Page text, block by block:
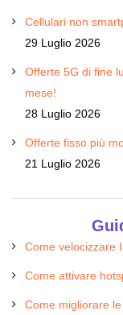
Cellulari non
29 Luglio 2026
Offerte 5G di fine
mese!
28 Luglio 2026
Offerte fisso più
21 Luglio 2026
Come velocizzare
Come attivare
Come migliorare